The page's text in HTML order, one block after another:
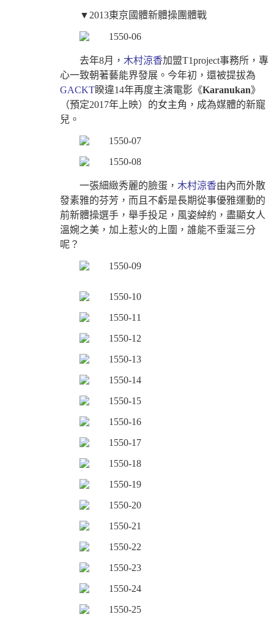
▼2013東京國體新體操團體戰
去年8月， 木村涼香加盟T1project事務所，專
心一致朝著藝能界發展。今年初，還被提拔為
GACKT睽違14年再度主演電影《Karanukan》
（預定2017年上映）的女主角，成為媒體的新寵
兒。
一張細緻秀麗的臉蛋， 木村涼香由內而外散
發素雅的芬芳，而且不虧是長期從事優雅運動的
前新體操選手，舉手投足，風姿綽約，盡顯女人
溫婉之美，加上惹火的上圍，誰能不垂涎三分
呢？